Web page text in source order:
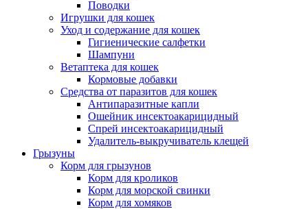
Поводки
Игрушки для кошек
Уход и содержание для кошек
Гигиенические салфетки
Шампуни
Ветаптека для кошек
Кормовые добавки
Средства от паразитов для кошек
Антипаразитные капли
Ошейник инсектоакарицидный
Спрей инсектоакарицидный
Удалитель-выкручиватель клещей
Грызуны
Корм для грызунов
Корм для кроликов
Корм для морской свинки
Корм для хомяков